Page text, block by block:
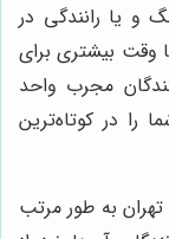
و یا رانندگی در
وقت بیشتری برای
مجرب واحد
را در کوتاه‌ترین
تهران به طور مرتب